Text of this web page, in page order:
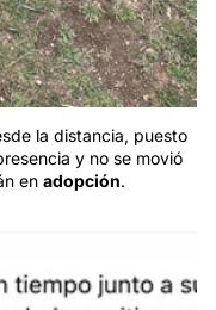
la distancia, puesto
y no se movió
en adopción.